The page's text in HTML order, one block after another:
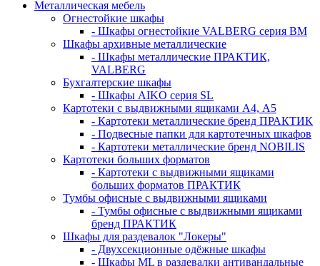
Металлическая мебель
Огнестойкие шкафы
- Шкафы огнестойкие VALBERG серия BM
Шкафы архивные металлические
- Шкафы металлические ПРАКТИК,
VALBERG
Бухгалтерские шкафы
- Шкафы AIKO серия SL
Картотеки с выдвижными ящиками А4, А5
- Картотеки металлические бренд ПРАКТИК
- Подвесные папки для картотечных шкафов
- Картотеки металлические бренд NOBILIS
Картотеки больших форматов
- Картотеки с выдвижными ящиками
больших форматов ПРАКТИК
Тумбы офисные с выдвижными ящиками
- Тумбы офисные с выдвижными ящиками
бренд ПРАКТИК
Шкафы для раздевалок "Локеры"
- Двухсекционные одёжные шкафы
- Шкафы ML в раздевалки антивандальные